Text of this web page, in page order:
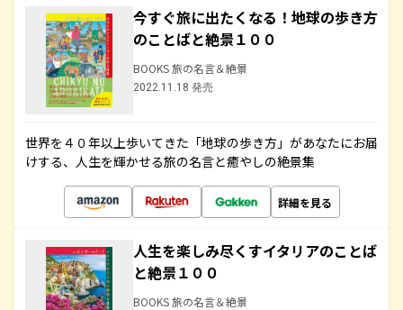
今すぐ旅に出たくなる！地球の歩き方
のことばと絶景１００
BOOKS 旅の名言＆絶景
2022.11.18 発売
世界を４０年以上歩いてきた「地球の歩き方」があなたにお届
けする、人生を輝かせる旅の名言と癒やしの絶景集
詳細を見る
人生を楽しみ尽くすイタリアのことば
と絶景１００
BOOKS 旅の名言＆絶景